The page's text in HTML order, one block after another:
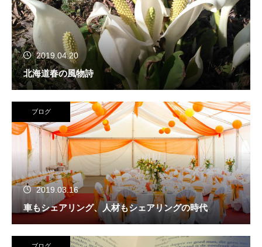
2019.04.20
北海道春の風物詩
ブログ
2019.03.16
車もシェアリング、人材もシェアリングの時代